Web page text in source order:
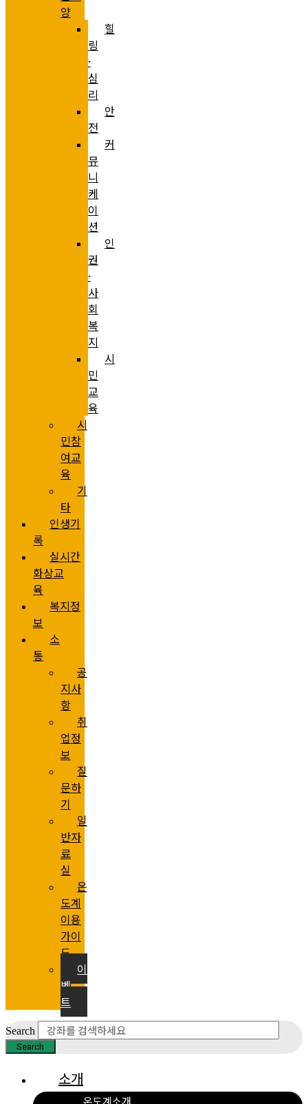
양
힐
링
·
심
리
안
전
커
뮤
니
케
이
션
인
권
·
사
회
복
지
시
민
교
육
시
민참
여교
육
기
타
인생기
록
실시간
화상교
육
복지정
보
소
통
공
지사
항
취
업정
보
질
문하
기
일
반자
료
실
온
도계
이용
가이
드
이
벤
트
Search
Search
소개
온도계소개